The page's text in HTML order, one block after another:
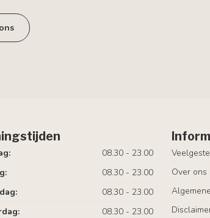
08.30 - 23.00
08.30 - 23.00
08.30 - 23.00
08.30 - 23.00
Over ons